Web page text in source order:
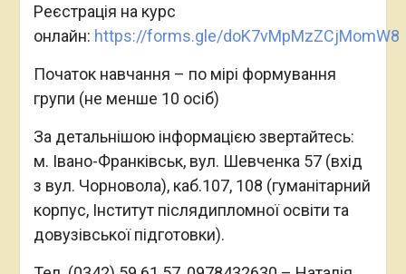
Реєстрація на курс
онлайн: https://forms.gle/doK7vMpMzZCjMomW8
Початок навчання – по мірі формування
групи (не менше 10 осіб)
За детальнішою інформацією звертайтесь:
м. Івано-Франківськ, вул. Шевченка 57 (вхід
з вул. Чорновола), каб.107, 108 (гуманітарний
корпус, Інститут післядипломної освіти та
довузівської підготовки).